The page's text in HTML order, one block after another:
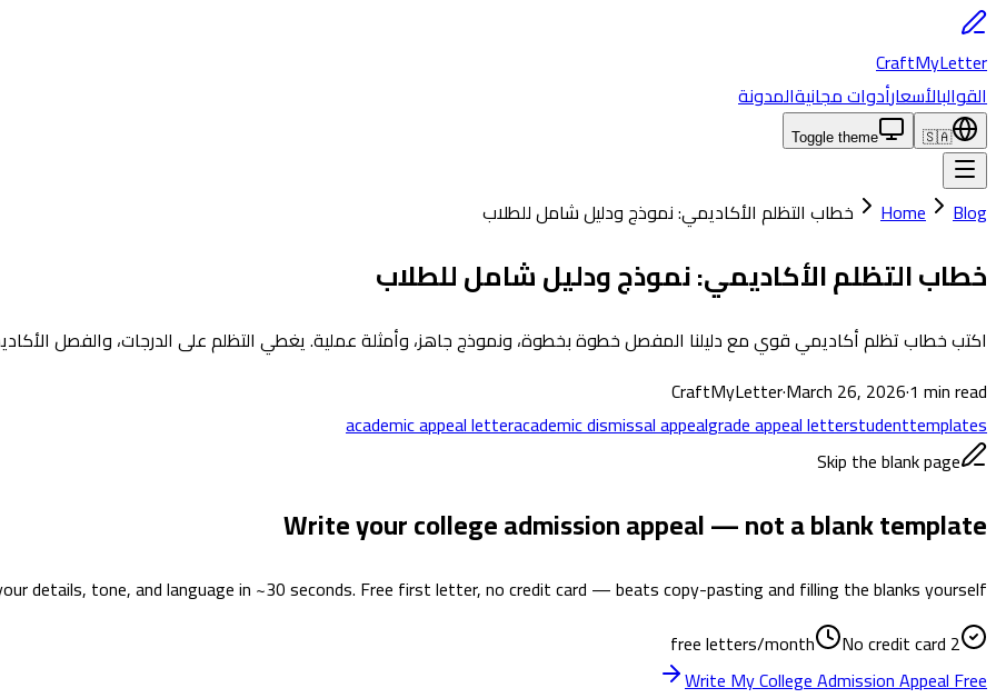
CraftMyLetter
القوالبالأسعارأدوات مجانيةالمدونة
🇸🇦
Toggle theme
Home Blog خطاب التظلم الأكاديمي: نموذج ودليل شامل للطلاب
خطاب التظلم الأكاديمي: نموذج ودليل شامل للطلاب
اكتب خطاب تظلم أكاديمي قوي مع دليلنا المفصل خطوة بخطوة، ونموذج جاهز، وأمثلة عملية. يغطي التظلم على الدرجات، والفصل
CraftMyLetter·March 26, 2026·1 min read
academic appeal letteracademic dismissal appealgrade appeal letterstudenttemplates
Skip the blank page
Write your college admission appeal — not a blank template
details, tone, and language in ~30 seconds. Free first letter, no credit card — beats copy-pasting and filling the blanks yourself.
2 free letters/month
No credit card
Write My College Admission Appeal Free